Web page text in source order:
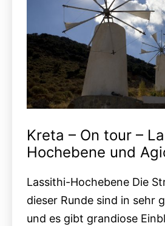
Kreta – On tour –
Hochebene und
Lassithi-Hochebene Die
dieser Runde sind in sehr
und es gibt grandiose